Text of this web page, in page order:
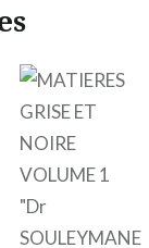
3
"Pr
KIFLE
SELASSIE
BESEAT"